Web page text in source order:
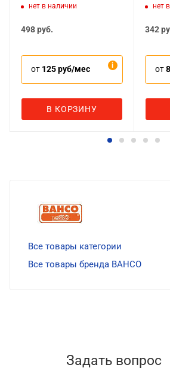
BAHCO 3926-125IM-C40
нет в наличии
498руб.
от 125 руб/мес
В КОРЗИНУ
нет
342
от
Все товары категории
Все товары бренда BAHCO
Задать вопрос